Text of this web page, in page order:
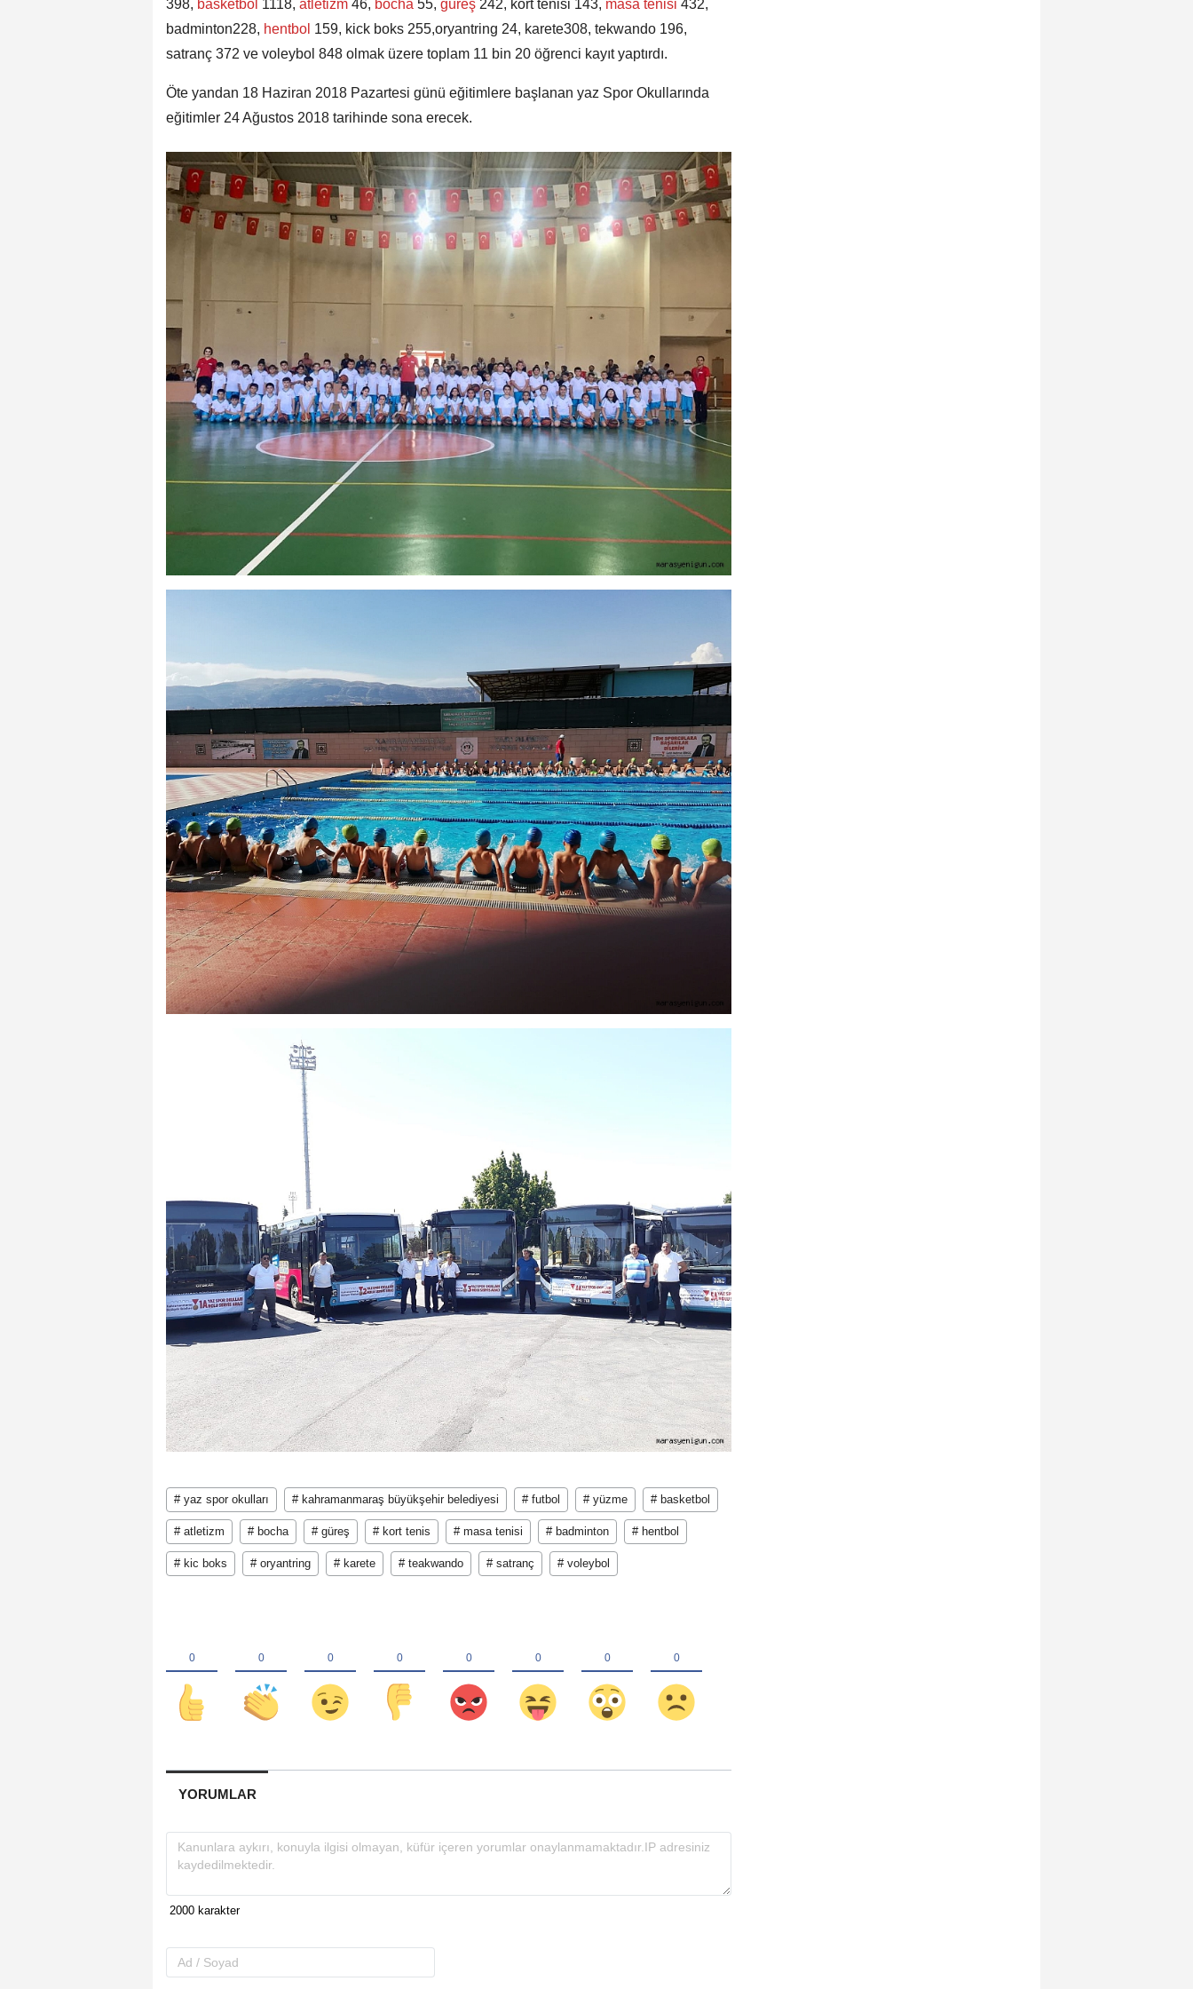
398, basketbol 1118, atletizm 46, bocha 55, güreş 242, kort tenisi 143, masa tenisi 432,
badminton228, hentbol 159, kick boks 255,oryantring 24, karete308, tekwando 196,
satranç 372 ve voleybol 848 olmak üzere toplam 11 bin 20 öğrenci kayıt yaptırdı.
Öte yandan 18 Haziran 2018 Pazartesi günü eğitimlere başlanan yaz Spor Okullarında
eğitimler 24 Ağustos 2018 tarihinde sona erecek.
# yaz spor okulları # kahramanmaraş büyükşehir belediyesi # futbol # yüzme # basketbol
# atletizm # bocha # güreş # kort tenis # masa tenisi # badminton # hentbol
# kic boks # oryantring # karete # teakwando # satranç # voleybol
YORUMLAR